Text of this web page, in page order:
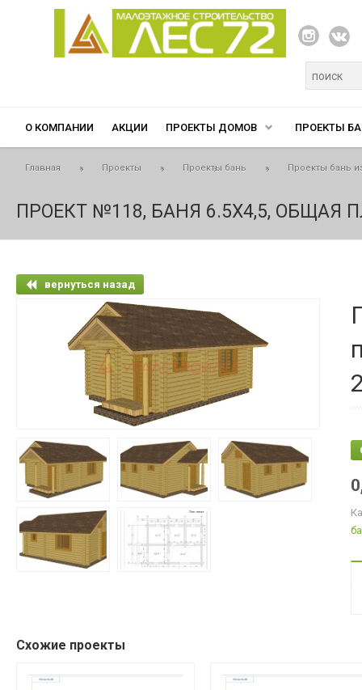
Перейти к основному содержанию
Форма
О КОМПАНИИ АКЦИИ ПРОЕКТЫ ДОМОВ ПРОЕКТЫ
Вы здесь
Главная » Проекты » Проекты бань » Проекты бань
ПРОЕКТ №118, БАНЯ 6.5Х4,5, ОБЩАЯ
вернуться назад
Схожие проекты